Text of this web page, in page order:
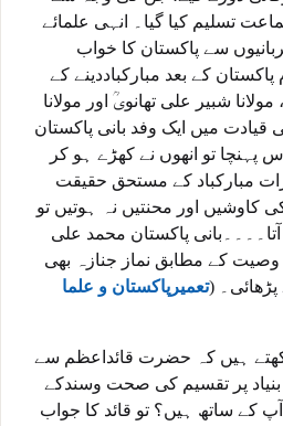
تسلیم کیا گیا۔ انہی علمائے
سے پاکستان کا خواب
کے بعد مبارکباددینے کے
شبیر علی تھانویؒ اور مولانا
میں ایک وفد بانی پاکستان
پہنچا تو انھوں نے کھڑے ہو کر
مبارکباد کے مستحق حقیقت
اور محنتیں نہ ہوتیں تو
پاکستان محمد علی
وصیت کے مطابق نماز جنازہ بھی
پڑھائی۔ (تعمیرپاکستان و علما
ہیں کہ حضرت قائداعظم سے
پر تقسیم کی صحت وسندکے
کے ساتھ ہیں؟ تو قائد کا جواب